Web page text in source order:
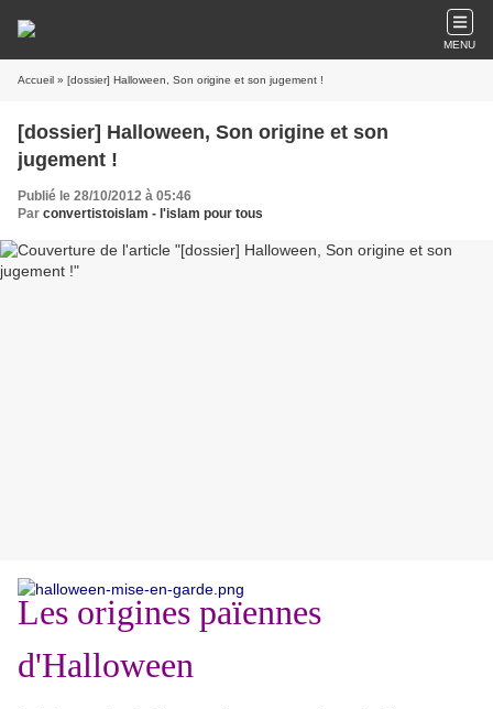
MENU
Accueil » [dossier] Halloween, Son origine et son jugement !
[dossier] Halloween, Son origine et son
jugement !
Publié le 28/10/2012 à 05:46
Par convertistoislam - l'islam pour tous
Les origines païennes
d'Halloween